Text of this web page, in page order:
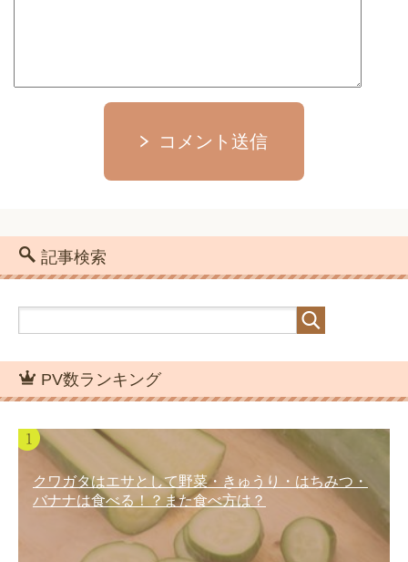
コメント送信
記事検索
PV数ランキング
クワガタはエサとして野菜・きゅうり・はちみつ・
バナナは食べる！？また食べ方は？